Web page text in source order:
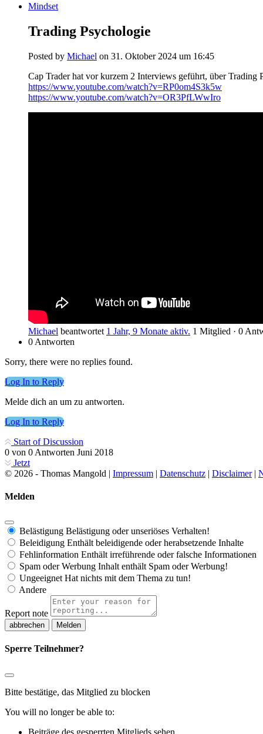
Mindset
Trading Psychologie
Posted by Michael on 31. Oktober 2024 um 16:45
Cap Trader hat vor kurzem 2 Interviews geführt, über
https://www.youtube.com/watch?v=RP0om4S3k5w
https://www.youtube.com/watch?v=OR3PfLWwIro
Michael beantwortet 1 Jahr, 9 Monate aktiv. 1 Mitglied · 0
0 Antworten
Sorry, there were no replies found.
Log In to Reply
Melde dich an um zu antworten.
Log In to Reply
Start of Discussion
0 von 0 Antworten Juni 2018
Jetzt
© 2026 - Thomas Mangold | Impressum | Datenschutz | Disclaimer|
Melden
Belästigung Belästigung oder unseriöses Verhalten!
Beleidigung Enthält beleidigende oder herabsetzende Inhalte
Fehlinformation Enthält irreführende oder falsche Informationen
Spam oder Werbung Inhalt enthält Spam oder Werbung!
Ungeeignet Hat nichts mit dem Thema zu tun!
Andere
Report note
Melden
Sperre Teilnehmer?
Bitte bestätige, das Mitglied zu blocken
You will no longer be able to:
Beiträge des gesperrten Mitglieds sehen